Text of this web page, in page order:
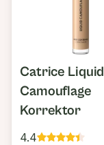
Catrice Liquid
Camouflage
Korrektor
4.4